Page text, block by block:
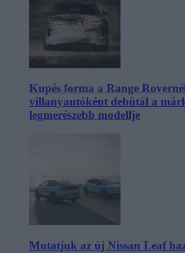
Kupés forma a Range
villanyautóként debütál a
legmerészebb modellje
Mutatjuk az új Nissan Leaf